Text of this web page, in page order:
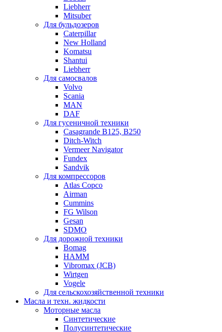
Liebherr
Mitsuber
Для бульдозеров
Caterpillar
New Holland
Komatsu
Shantui
Liebherr
Для самосвалов
Volvo
Scania
MAN
DAF
Для гусеничной техники
Casagrande B125, B250
Ditch-Witch
Vermeer Navigator
Fundex
Sandvik
Для компрессоров
Atlas Copco
Airman
Cummins
FG Wilson
Gesan
SDMO
Для дорожной техники
Bomag
HAMM
Vibromax (JCB)
Wirtgen
Vogele
Для сельскохозяйственной техники
Масла и техн. жидкости
Моторные масла
Синтетические
Полусинтетические